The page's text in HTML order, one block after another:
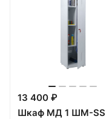
13 400 ₽
Шкаф МД 1 ШМ-SS